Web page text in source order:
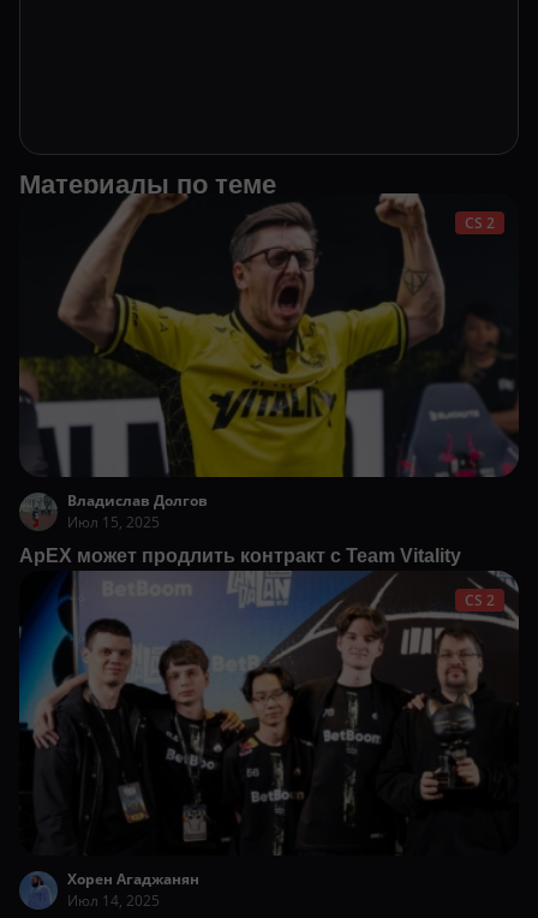
Материалы по теме
CS 2
Владислав Долгов
Июл 15, 2025
ApEX может продлить контракт с Team Vitality
CS 2
Хорен Агаджанян
Июл 14, 2025